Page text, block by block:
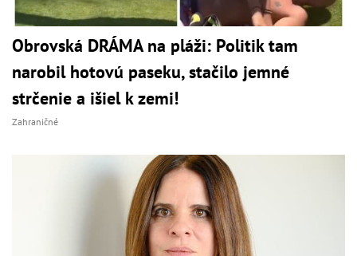
Obrovská DRÁMA na pláži: Politik tam
narobil hotovú paseku, stačilo jemné
strčenie a išiel k zemi!
Zahraničné